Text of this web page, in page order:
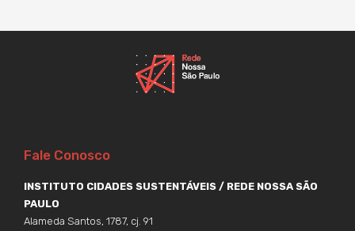
Fale Conosco
INSTITUTO CIDADES SUSTENTÁVEIS / REDE NOSSA SÃO
PAULO
Alameda Santos, 1787, cj. 91